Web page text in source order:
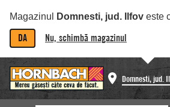
Magazinul Domnesti, jud. Ilfov este
DA Nu, schimbă magazinul
Domnesti, jud.